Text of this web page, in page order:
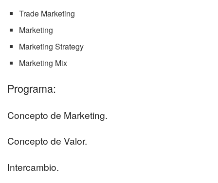
Trade Marketing
Marketing
Marketing Strategy
Marketing Mix
Programa:
Concepto de Marketing.
Concepto de Valor.
Intercambio.